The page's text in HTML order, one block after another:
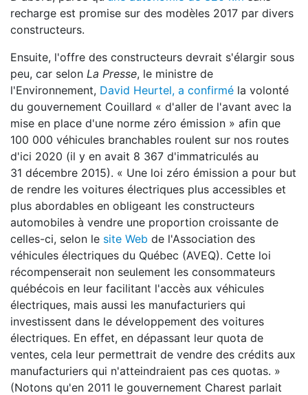
recharge est promise sur des modèles 2017 par divers
constructeurs.
Ensuite, l'offre des constructeurs devrait s'élargir sous
peu, car selon La Presse, le ministre de
l'Environnement, David Heurtel, a confirmé la volonté
du gouvernement Couillard « d'aller de l'avant avec la
mise en place d'une norme zéro émission » afin que
100 000 véhicules branchables roulent sur nos routes
d'ici 2020 (il y en avait 8 367 d'immatriculés au
31 décembre 2015). « Une loi zéro émission a pour but
de rendre les voitures électriques plus accessibles et
plus abordables en obligeant les constructeurs
automobiles à vendre une proportion croissante de
celles-ci, selon le site Web de l'Association des
véhicules électriques du Québec (AVEQ). Cette loi
récompenserait non seulement les consommateurs
québécois en leur facilitant l'accès aux véhicules
électriques, mais aussi les manufacturiers qui
investissent dans le développement des voitures
électriques. En effet, en dépassant leur quota de
ventes, cela leur permettrait de vendre des crédits aux
manufacturiers qui n'atteindraient pas ces quotas. »
(Notons qu'en 2011 le gouvernement Charest parlait